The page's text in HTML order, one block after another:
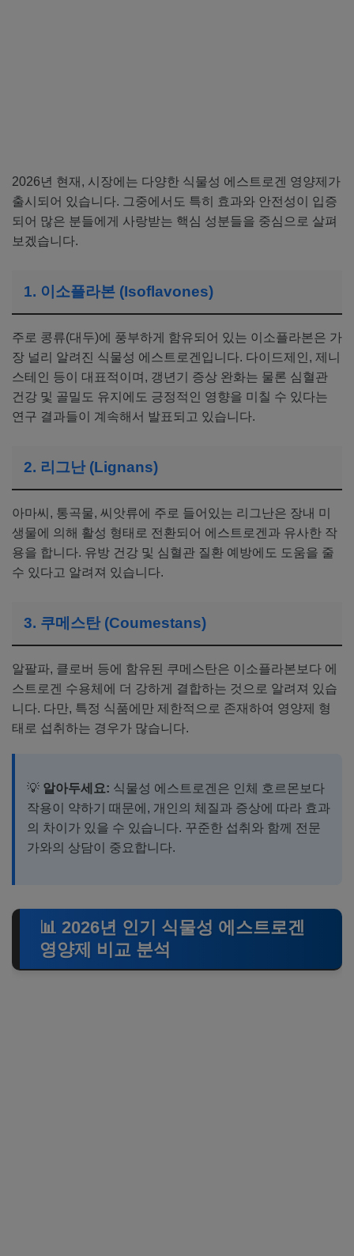
2026년 현재, 시장에는 다양한 식물성 에스트로겐 영양제가
출시되어 있습니다. 그중에서도 특히 효과와 안전성이 입증
되어 많은 분들에게 사랑받는 핵심 성분들을 중심으로 살펴
보겠습니다.
1. 이소플라본 (Isoflavones)
주로 콩류(대두)에 풍부하게 함유되어 있는 이소플라본은 가
장 널리 알려진 식물성 에스트로겐입니다. 다이드제인, 제니
스테인 등이 대표적이며, 갱년기 증상 완화는 물론 심혈관
건강 및 골밀도 유지에도 긍정적인 영향을 미칠 수 있다는
연구 결과들이 계속해서 발표되고 있습니다.
2. 리그난 (Lignans)
아마씨, 통곡물, 씨앗류에 주로 들어있는 리그난은 장내 미
생물에 의해 활성 형태로 전환되어 에스트로겐과 유사한 작
용을 합니다. 유방 건강 및 심혈관 질환 예방에도 도움을 줄
수 있다고 알려져 있습니다.
3. 쿠메스탄 (Coumestans)
알팔파, 클로버 등에 함유된 쿠메스탄은 이소플라본보다 에
스트로겐 수용체에 더 강하게 결합하는 것으로 알려져 있습
니다. 다만, 특정 식품에만 제한적으로 존재하여 영양제 형
태로 섭취하는 경우가 많습니다.
💡 알아두세요: 식물성 에스트로겐은 인체 호르몬보다
작용이 약하기 때문에, 개인의 체질과 증상에 따라 효과
의 차이가 있을 수 있습니다. 꾸준한 섭취와 함께 전문
가와의 상담이 중요합니다.
📊 2026년 인기 식물성 에스트로겐
영양제 비교 분석